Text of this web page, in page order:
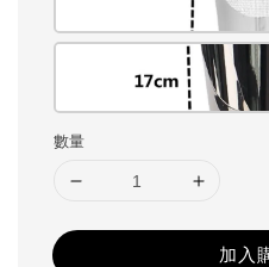
數量
加入